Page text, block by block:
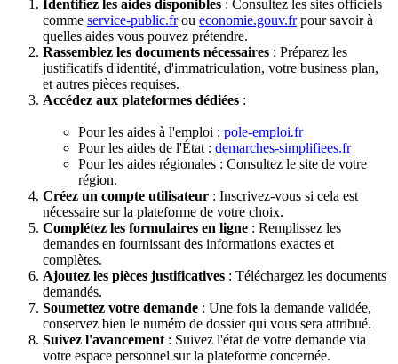
Identifiez les aides disponibles : Consultez les sites officiels
comme service-public.frou economie.gouv.frpour savoir à
quelles aides vous pouvez prétendre.
Rassemblez les documents nécessaires : Préparez les
justificatifs d'identité, d'immatriculation, votre business plan,
et autres pièces requises.
Accédez aux plateformes dédiées :
Pour les aides à l'emploi : pole-emploi.fr
Pour les aides de l'État : demarches-simplifiees.fr
Pour les aides régionales : Consultez le site de votre
région.
Créez un compte utilisateur : Inscrivez-vous si cela est
nécessaire sur la plateforme de votre choix.
Complétez les formulaires en ligne : Remplissez les
demandes en fournissant des informations exactes et
complètes.
Ajoutez les pièces justificatives : Téléchargez les documents
demandés.
Soumettez votre demande : Une fois la demande validée,
conservez bien le numéro de dossier qui vous sera attribué.
Suivez l'avancement : Suivez l'état de votre demande via
votre espace personnel sur la plateforme concernée.